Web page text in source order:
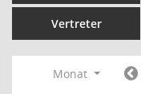
Vertreter
Monat